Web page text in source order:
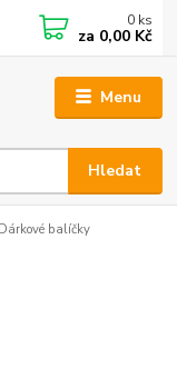
Menu
Hledat
0 ks
za 0,00 Kč
Dárkové balíčky